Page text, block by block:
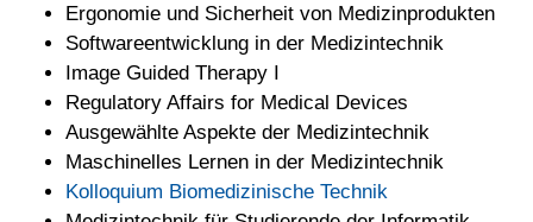
Ergonomie und Sicherheit von Medizinprodukten
Softwareentwicklung in der Medizintechnik
Image Guided Therapy I
Regulatory Affairs for Medical Devices
Ausgewählte Aspekte der Medizintechnik
Maschinelles Lernen in der Medizintechnik
Kolloquium Biomedizinische Technik